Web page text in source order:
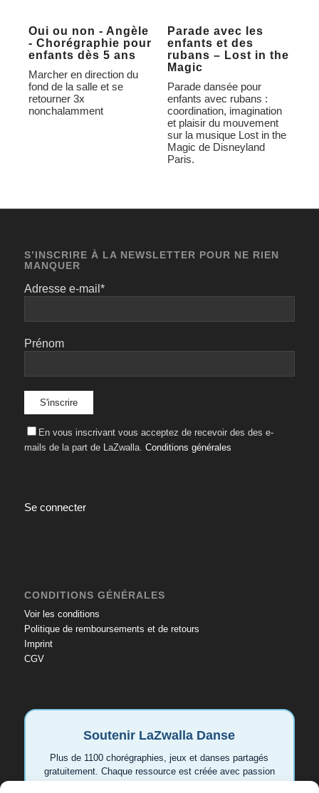
Oui ou non - Angèle
- Chorégraphie pour
enfants dès 5 ans
Marcher en direction du
fond de la salle et se
retourner 3x
nonchalamment
Parade avec les
enfants et des
rubans – Lost in the
Magic
Parade dansée pour
enfants avec rubans :
coordination, imagination
et plaisir du mouvement
sur la musique Lost in the
Magic de Disneyland
Paris.
S’INSCRIRE À LA NEWSLETTER POUR NE RIEN
MANQUER
Adresse e-mail*
Prénom
En vous inscrivant vous acceptez de recevoir des des e-
mails de la part de LaZwalla. Conditions générales
Se connecter
CONDITIONS GÉNÉRALES
Voir les conditions
Politique de remboursements et de retours
Imprint
CGV
Soutenir LaZwalla Danse
Plus de 1100 chorégraphies, jeux et danses partagés
gratuitement. Chaque ressource est créée avec passion